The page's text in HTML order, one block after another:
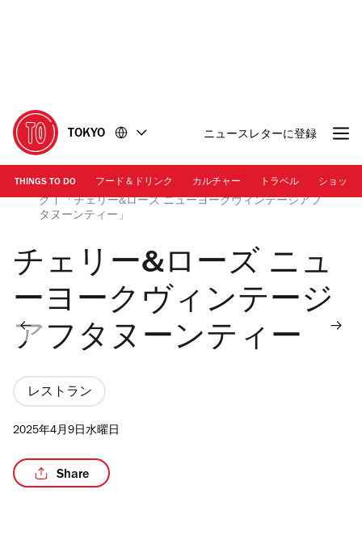
に
移
動
移
動
TOKYO ニュースレターに登録
THINGS TO DO フード＆ドリンク カルチャー トラベル ショッピ
画像提供：株式会社ベストホスピタリティーネットワー
ク | 「チェリー&ローズ ニューヨークヴィンテージアフ
タヌーンティー」
チェリー&ローズ ニュ
ーヨークヴィンテージ
アフタヌーンティー
レストラン
2025年4月9日水曜日
Share